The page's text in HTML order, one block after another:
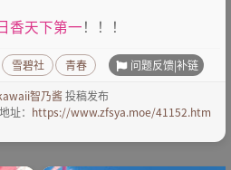
香天下第一！！！
雪碧社 青春 问题反馈|补链
智乃酱投稿发布
址： https://www.zfsya.moe/41152.htm